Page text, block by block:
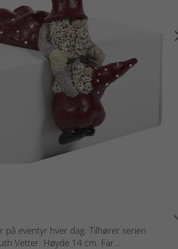
på eventyr hver dag. Tilhører serien
Vetter. Høyde 14 cm. Far...